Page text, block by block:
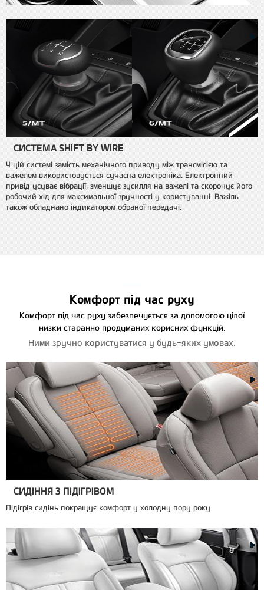
СИСТЕМА SHIFT BY WIRE
У цій системі замість механічного приводу між трансмісією та
важелем використовується сучасна електроніка. Електронний
привід усуває вібрації, зменшує зусилля на важелі та скорочує його
робочий хід для максимальної зручності у користуванні. Важіль
також обладнано індикатором обраної передачі.
Комфорт під час руху
Комфорт під час руху забезпечується за допомогою цілої
низки старанно продуманих корисних функцій.
Ними зручно користуватися у будь-яких умовах.
СИДІННЯ З ПІДІГРІВОМ
Підігрів сидінь покращує комфорт у холодну пору року.